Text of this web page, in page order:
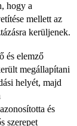
hogy a
mellett az
kerüljenek.
és elemző
megállapítani
helyét, majd
és
szerepet